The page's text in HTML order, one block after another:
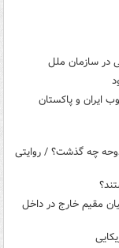
در سازمان ملل
ایران و پاکستان
دوحه چه گذشت؟ / روایتی
مقیم خارج در داخل